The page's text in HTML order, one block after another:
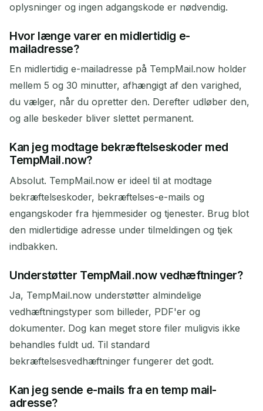
oplysninger og ingen adgangskode er nødvendig.
Hvor længe varer en midlertidig e-
mailadresse?
En midlertidig e-mailadresse på TempMail.now holder
mellem 5 og 30 minutter, afhængigt af den varighed,
du vælger, når du opretter den. Derefter udløber den,
og alle beskeder bliver slettet permanent.
Kan jeg modtage bekræftelseskoder med
TempMail.now?
Absolut. TempMail.now er ideel til at modtage
bekræftelseskoder, bekræftelses-e-mails og
engangskoder fra hjemmesider og tjenester. Brug blot
den midlertidige adresse under tilmeldingen og tjek
indbakken.
Understøtter TempMail.now vedhæftninger?
Ja, TempMail.now understøtter almindelige
vedhæftningstyper som billeder, PDF'er og
dokumenter. Dog kan meget store filer muligvis ikke
behandles fuldt ud. Til standard
bekræftelsesvedhæftninger fungerer det godt.
Kan jeg sende e-mails fra en temp mail-
adresse?